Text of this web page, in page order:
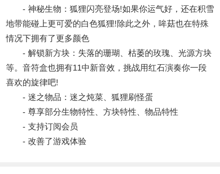
- 神秘生物：狐狸闪亮登场!如果你运气好，还在积雪
地带能碰上更可爱的白色狐狸!除此之外，哞菇也在特殊
情况下拥有了更多颜色
- 解锁新方块：失落的珊瑚、枯萎的玫瑰、光源方块
等。音符盒也拥有11中新音效，挑战用红石演奏你一段
喜欢的旋律吧!
- 迷之物品：迷之炖菜、狐狸刷怪蛋
- 尊享部分生物特性、方块特性、物品特性
- 支持订阅会员
- 改善了游戏体验